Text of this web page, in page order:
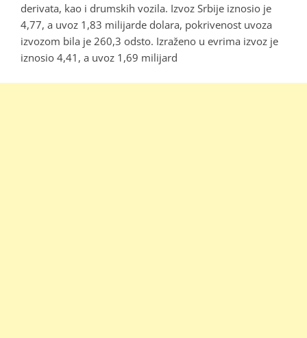
derivata, kao i drumskih vozila. Izvoz Srbije iznosio je
4,77, a uvoz 1,83 milijarde dolara, pokrivenost uvoza
izvozom bila je 260,3 odsto. Izraženo u evrima izvoz je
iznosio 4,41, a uvoz 1,69 milijard